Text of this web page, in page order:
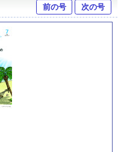
前の号 次の号